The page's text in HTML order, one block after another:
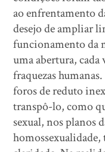
ao enfrentamento
desejo de ampliar
funcionamento da
uma abertura,
fraquezas
foros de reduto
transpô-lo, como
sexual, nos planos
homossexualidade,